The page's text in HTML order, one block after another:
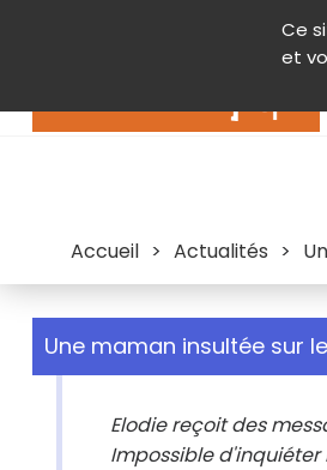
Ce
et
Contenu
Accueil > Actualités >
Une maman insultée sur
Elodie reçoit des
Impossible